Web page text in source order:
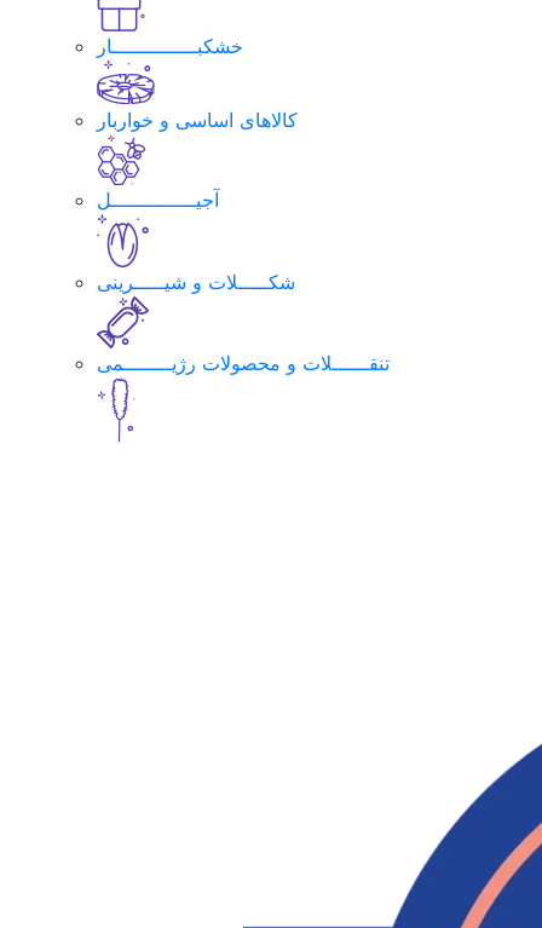
خشکبــــــــــــــار
کالاهای اساسی و خواربار
آجیــــــــــــــل
شکـــــلات و شیـــــرینی
تنقــــــلات و محصولات رژیــــــــمی